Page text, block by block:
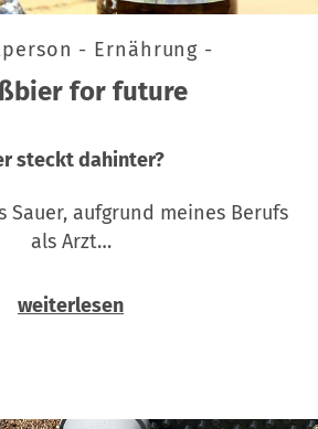
- Ernährung -
for future
steckt dahinter?
Sauer, aufgrund meines Berufs
als Arzt…
weiterlesen